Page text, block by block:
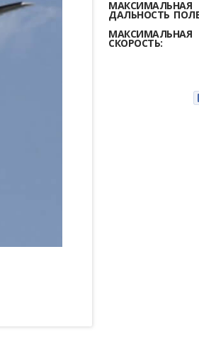
МАКСИМАЛЬНАЯ
ДАЛЬНОСТЬ
МАКСИМАЛЬНАЯ
СКОРОСТЬ: